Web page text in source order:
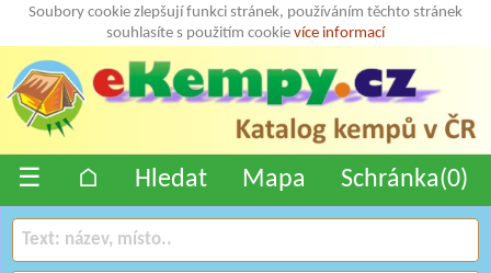
Soubory cookie zlepšují funkci stránek, používáním těchto stránek
souhlasíte s použitím cookie více informací
☰ ⌂ Hledat Mapa Schránka(0)